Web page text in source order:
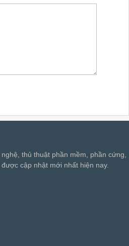
thủ thuật phần mềm, phần cứng,
cập nhật mới nhất hiện nay.